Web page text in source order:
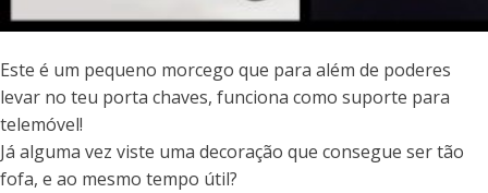
Este é um pequeno morcego que para além de poderes
levar no teu porta chaves, funciona como suporte para
telemóvel!
Já alguma vez viste uma decoração que consegue ser tão
fofa, e ao mesmo tempo útil?